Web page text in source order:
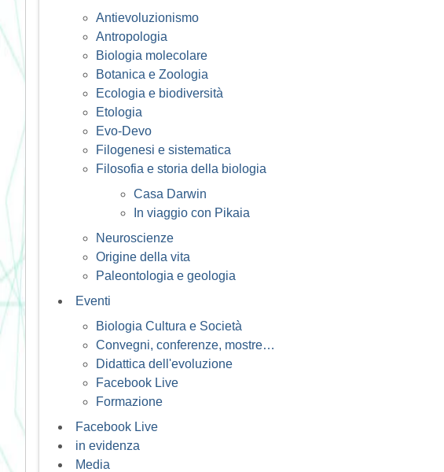
Antievoluzionismo
Antropologia
Biologia molecolare
Botanica e Zoologia
Ecologia e biodiversità
Etologia
Evo-Devo
Filogenesi e sistematica
Filosofia e storia della biologia
Casa Darwin
In viaggio con Pikaia
Neuroscienze
Origine della vita
Paleontologia e geologia
Eventi
Biologia Cultura e Società
Convegni, conferenze, mostre…
Didattica dell'evoluzione
Facebook Live
Formazione
Facebook Live
in evidenza
Media